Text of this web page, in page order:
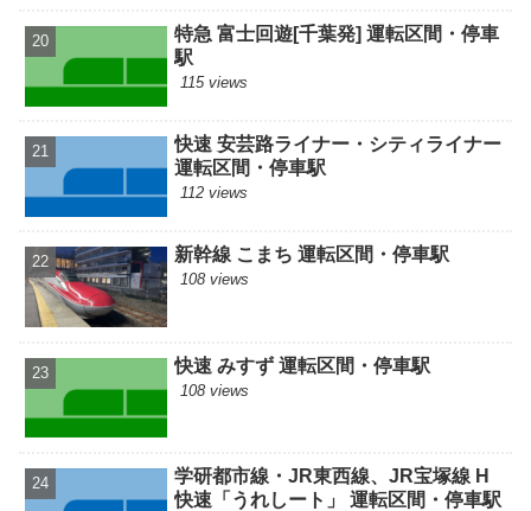
特急 富士回遊[千葉発] 運転区間・停車
駅
115 views
快速 安芸路ライナー・シティライナー
運転区間・停車駅
112 views
新幹線 こまち 運転区間・停車駅
108 views
快速 みすず 運転区間・停車駅
108 views
学研都市線・JR東西線、JR宝塚線 H
快速「うれしート」 運転区間・停車駅